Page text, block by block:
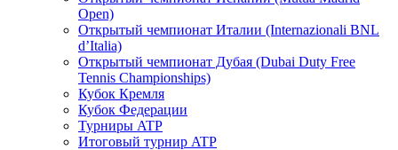
Open)
Открытый чемпионат Италии (Internazionali BNL
d’Italia)
Открытый чемпионат Дубая (Dubai Duty Free
Tennis Championships)
Кубок Кремля
Кубок Федерации
Турниры ATP
Итоговый турнир ATP